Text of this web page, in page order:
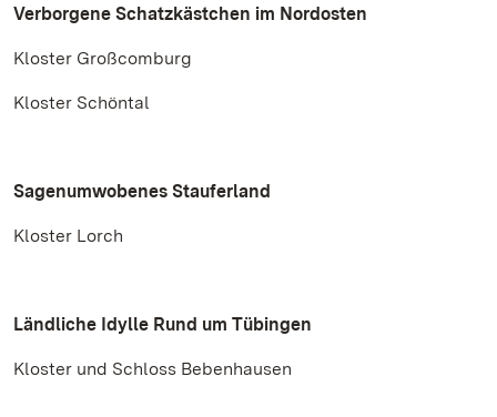
Verborgene Schatzkästchen im Nordosten
Kloster Großcomburg
Kloster Schöntal
Sagenumwobenes Stauferland
Kloster Lorch
Ländliche Idylle Rund um Tübingen
Kloster und Schloss Bebenhausen